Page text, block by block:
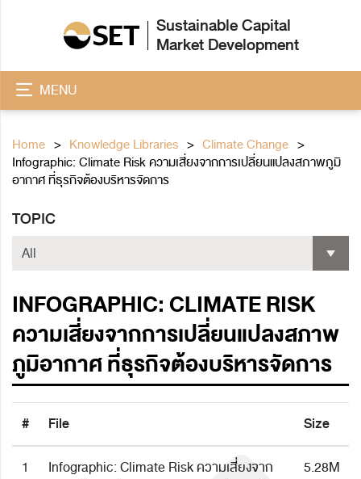
Sustainable Capital
Market Development
MENU
Home Knowledge Libraries
Climate Change
Infographic: Climate Risk ความเสี่ยงจากการเปลี่ยนแปลงสภาพภูมิ
อากาศ ที่ธุรกิจต้องบริหารจัดการ
TOPIC
INFOGRAPHIC: CLIMATE RISK
ความเสี่ยงจากการเปลี่ยนแปลงสภาพ
ภูมิอากาศ ที่ธุรกิจต้องบริหารจัดการ
# File Size
1
Infographic: Climate Risk ความเสี่ยงจาก
5.28M